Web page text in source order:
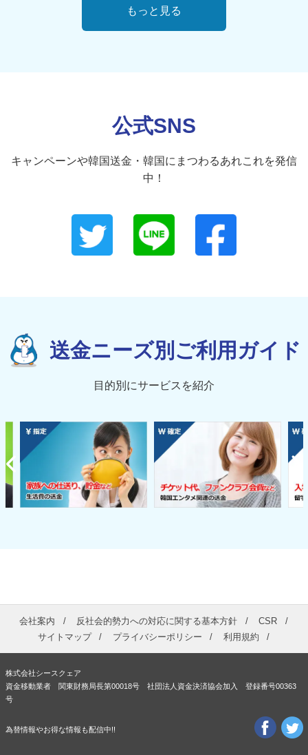
もっと見る
公式SNS
キャンペーンや韓国送金・韓国にまつわるあれこれを発信
中！
送金ニーズ別ご利用ガイド
目的別にサービスを紹介
会社案内 反社会的勢力への対応に関する基本方針
CSR
サイトマップ
プライバシーポリシー 利用規約
株式会社シースクェア
資金移動業者 関東財務局長第00018号 社団法人資金決済協会加入 登録番号00363
号
為替情報やお得な情報も配信中!!